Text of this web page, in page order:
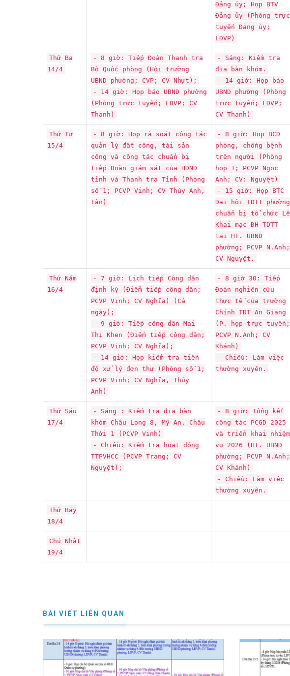
Đảng ủy; Họp BTV
Đảng ủy (Phòng trực
tuyến Đảng ủy;
LĐVP)
Thứ Ba
14/4
- 8 giờ: Tiếp Đoàn Thanh tra
Bộ Quốc phòng (Hội trường
UBND phường; CVP; CV Nhựt);
- 14 giờ: Họp báo UBND phường
(Phòng trực tuyến; LĐVP; CV
Thanh)
- Sáng: Kiểm tra
địa bàn khóm.
- 14 giờ: Họp báo
UBND phường (Phòng
trực tuyến; LĐVP;
CV Thanh)
Thứ Tư
15/4
- 8 giờ: Họp rà soát công tác
quản lý đất công, tài sản
công và công tác chuẩn bị
tiếp Đoàn giám sát của HĐND
tỉnh và Thanh tra Tỉnh (Phòng
số 1; PCVP Vinh; CV Thúy Anh,
Tân)
- 8 giờ: Họp BCĐ
phòng, chống bệnh
trên người (Phòng
họp 1; PCVP Ngọc
Anh; CV: Nguyệt)
- 15 giờ: Họp BTC
Đại hội TDTT phường
chuẩn bị tổ chức Lễ
Khai mạc ĐH-TDTT
tại HT. UBND
phường; PCVP N.Anh;
CV Nguyệt.
Thứ Năm
16/4
- 7 giờ: Lịch tiếp Công dân
định kỳ (Điểm tiếp công dân;
PCVP Vinh; CV Nghĩa) (Cả
ngày);
- 9 giờ: Tiếp công dân Mai
Thị Khen (Điểm tiếp công dân;
PCVP Vinh; CV Nghĩa);
- 14 giờ: Họp kiểm tra tiến
độ xử lý đơn thư (Phòng số 1;
PCVP Vinh; CV Nghĩa, Thúy
Anh)
- 8 giờ 30: Tiếp
Đoàn nghiên cứu
thực tế của trường
Chính TĐT An Giang
(P. họp trực tuyến;
PCVP N.Anh; CV
Khánh)
- Chiều: Làm việc
thường xuyên.
Thứ Sáu
17/4
- Sáng : Kiểm tra địa bàn
khóm Châu Long 8, Mỹ An, Châu
Thới 1 (PCVP Vinh)
- Chiều: Kiểm tra hoạt động
TTPVHCC (PCVP Trang; CV
Nguyệt);
- 8 giờ: Tổng kết
công tác PCGD 2025
và triển khai nhiệm
vụ 2026 (HT. UBND
phường; PCVP N.Anh;
CV Khánh)
- Chiều: Làm việc
thường xuyên.
Thứ Bảy
18/4
Chủ Nhật
19/4
BÀI VIẾT LIÊN QUAN